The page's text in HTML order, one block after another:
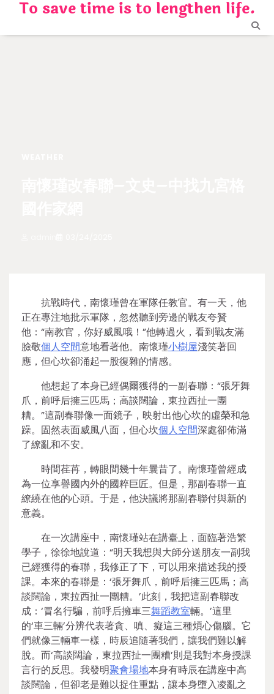
content
To save time is to lengthen life.
抗戰時代，南懷瑾曾在軍隊任教官。有一天，他
正在專注地批示軍隊，忽然聽到旁邊的戰友夸贊
他：“南教官，你好威風哦！”他轉過火，看到戰友滿
臉敬個人空間意地看著他。南懷瑾小樹屋淺笑著回
應，但心坎卻涌起一股復雜的情感。
他想起了本身已經偶爾獲得的一副春聯：“張牙舞
爪，前呼后擁三匹馬；高談闊論，東拉西扯一團
糟。”這副春聯像一面鏡子，映射出他心坎的虛榮和急
躁。固然表面威風八面，但心坎個人空間深處卻佈滿
了繚亂和不安。
時間荏苒，轉眼間幾十年曩昔了。南懷瑾曾經成
為一位享譽國內外的國粹巨匠。但是，那副春聯一直
繚繞在他的心頭。于是，他決議將那副春聯付與新的
意義。
在一次講座中，南懷瑾站在講臺上，面臨著浩繁
學子，徐徐地說道：“明天我想與大師分送朋友一副我
已經獲得的春聯，我修正了下，可以用來描述我的授
課。本來的春聯是：‘張牙舞爪，前呼后擁三匹馬；高
談闊論，東拉西扯一團糟。’此刻，我把這副春聯改
成：‘冒名行騙，前呼后擁車三舞蹈教室輛。’這里
的‘車三輛’分辨代表著貪、嗔、癡這三種煩心傷腦。它
們就像三輛車一樣，時辰追隨著我們，讓我們難以解
脫。而‘高談闊論，東拉西扯一團糟’則是我對本身授課
言行的反思。我發明聚會場地本身有時辰在講座中高
談闊論，但卻老是難以捉住重點，讓本身墮入凌亂之